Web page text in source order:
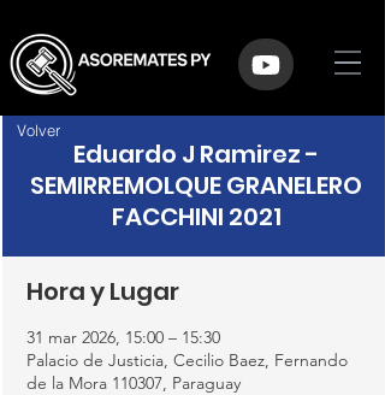
Eduardo J Ramirez -
SEMIRREMOLQUE GRANELERO
FACCHINI 2021
Hora y Lugar
31 mar 2026, 15:00 – 15:30
Palacio de Justicia, Cecilio Baez, Fernando
de la Mora 110307, Paraguay
Volver